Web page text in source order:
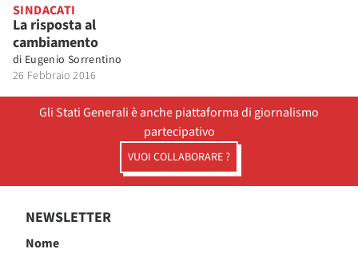
SINDACATI
La risposta al
cambiamento
di Eugenio Sorrentino
26 Febbraio 2016
Gli Stati Generali è anche piattaforma di giornalismo
partecipativo
VUOI COLLABORARE ?
NEWSLETTER
Nome